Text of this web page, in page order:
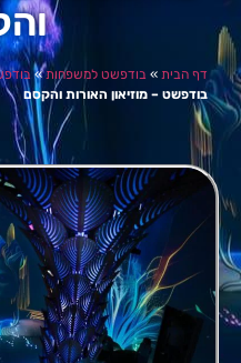
דף הבית » בודפשט למשפחות»
בודפשט – מוזיאון האורות והקסם